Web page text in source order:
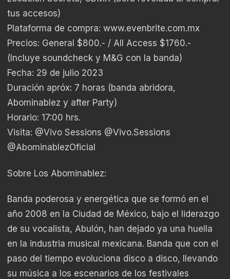
tus accesos)
Plataforma de compra: www.evenbrite.com.mx
Precios: General $800.- / All Access $1760.-
(Incluye soundcheck y M&G con la banda)
Fecha: 29 de julio 2023
Duración apróx: 7 horas (banda abridora,
Abominablez y after Party)
Horario: 17:00 hrs.
Visita: @Vivo Sessions @Vivo.Sessions
@AbominablezOficial
Sobre Los Abominablez:
Banda poderosa y energética que se formó en el
año 2008 en la Ciudad de México, bajo el liderazgo
de su vocalista, Abulón, han dejado ya una huella
en la industria musical mexicana. Banda que con el
paso del tiempo evoluciona disco a disco, llevando
su música a los escenarios de los festivales